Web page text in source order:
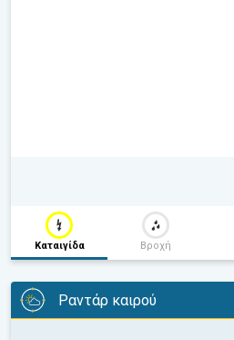
Καταιγίδα Βροχή
Ραντάρ καιρού